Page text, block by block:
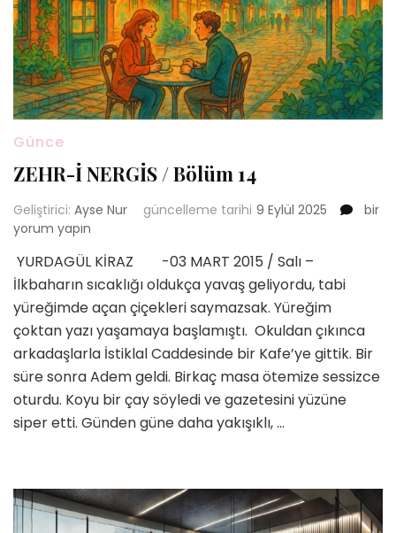
Günce
ZEHR-İ NERGİS / Bölüm 14
Geliştirici: Ayse Nur güncelleme tarihi 9 Eylül 2025
ZEHR-
bir
yorum yapın
YURDAGÜL KİRAZ -03 MART 2015 / Salı –
İlkbaharın sıcaklığı oldukça yavaş geliyordu, tabi
yüreğimde açan çiçekleri saymazsak. Yüreğim
çoktan yazı yaşamaya başlamıştı. Okuldan çıkınca
arkadaşlarla İstiklal Caddesinde bir Kafe’ye gittik. Bir
süre sonra Adem geldi. Birkaç masa ötemize sessizce
oturdu. Koyu bir çay söyledi ve gazetesini yüzüne
siper etti. Günden güne daha yakışıklı, …